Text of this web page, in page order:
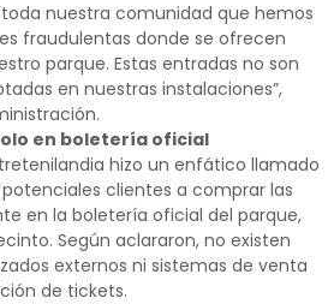
nuestra comunidad que hemos
fraudulentas donde se ofrecen
parque. Estas entradas no son
en nuestras instalaciones”,
en boletería oficial
hizo un enfático llamado
clientes a comprar las
en la boletería oficial del parque,
Según aclararon, no existen
externos ni sistemas de venta
de tickets.